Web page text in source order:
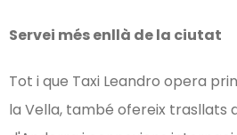
Servei més enllà de la ciutat
Tot i que Taxi Leandro opera
la Vella, també ofereix trasllats